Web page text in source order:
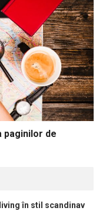
paginilor de
în stil scandinav